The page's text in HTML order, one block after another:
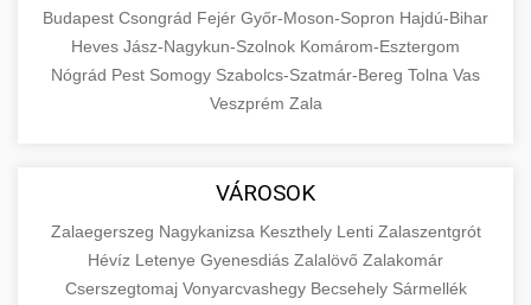
Budapest Csongrád Fejér Győr-Moson-Sopron Hajdú-Bihar
Heves Jász-Nagykun-Szolnok Komárom-Esztergom
Nógrád Pest Somogy Szabolcs-Szatmár-Bereg Tolna Vas
Veszprém Zala
VÁROSOK
Zalaegerszeg Nagykanizsa Keszthely Lenti Zalaszentgrót
Hévíz Letenye Gyenesdiás Zalalövő Zalakomár
Cserszegtomaj Vonyarcvashegy Becsehely Sármellék